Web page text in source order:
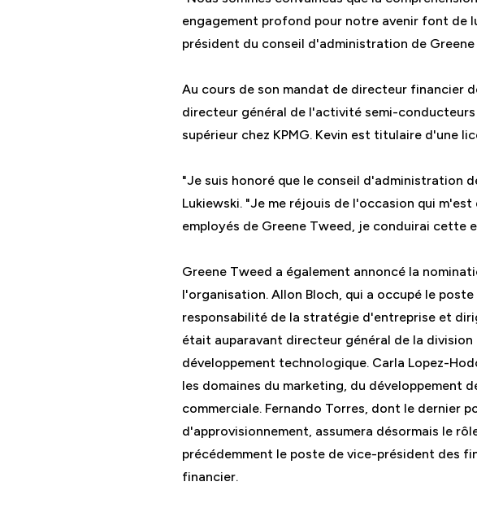
engagement profond pour notre avenir font de
président du conseil d'administration de Greene
Au cours de son mandat de directeur financier
directeur général de l'activité semi-
supérieur chez KPMG. Kevin est titulaire d'une
"Je suis honoré que le conseil d'administration
Lukiewski. "Je me réjouis de l'occasion qui
employés de Greene Tweed, je conduirai cette
Greene Tweed a également annoncé la
l'organisation. Allon Bloch, qui a occupé le
responsabilité de la stratégie d'entreprise et
était auparavant directeur général de la
développement technologique. Carla Lopez-
les domaines du marketing, du développement
commerciale. Fernando Torres, dont le dernier
d'approvisionnement, assumera désormais le
précédemment le poste de vice-président des
financier.